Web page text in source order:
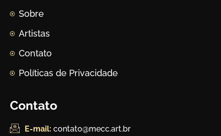
Sobre
Artistas
Contato
Políticas de Privacidade
Contato
E-mail: contato@mecc.art.br